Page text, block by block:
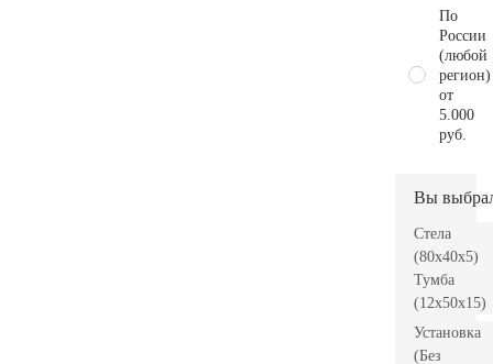
По
России
(любой
регион)
от
5.000
руб.
Вы
Стела
(80x40x5)
Тумба
(12x50x15)
Установка
(Без